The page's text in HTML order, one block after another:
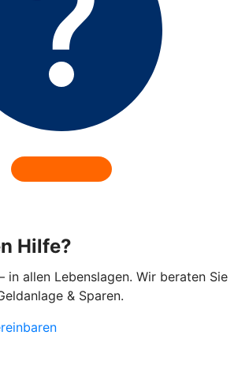
Hilfe?
in allen Lebenslagen. Wir beraten Sie
& Sparen.